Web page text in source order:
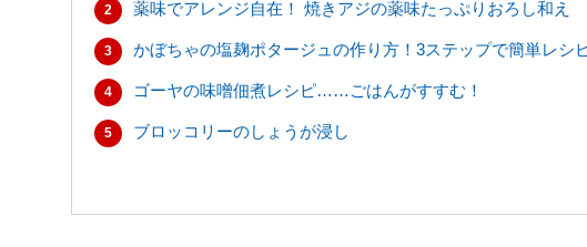
2 薬味でアレンジ自在！ 焼きアジの薬味たっぷりおろし和え
3 かぼちゃの塩麹ポタージュの作り方！3ステップで簡単レシ
4 ゴーヤの味噌佃煮レシピ……ごはんがすすむ！
5 ブロッコリーのしょうが浸し